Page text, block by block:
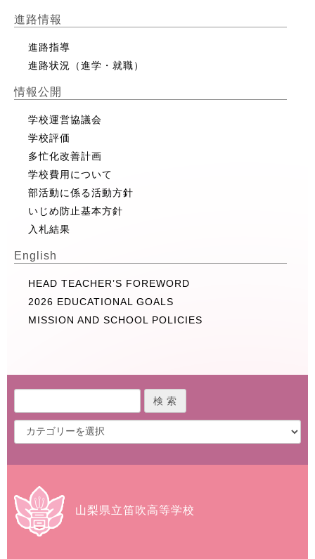
進路情報
進路指導
進路状況（進学・就職）
情報公開
学校運営協議会
学校評価
多忙化改善計画
学校費用について
部活動に係る活動方針
いじめ防止基本方針
入札結果
English
HEAD TEACHER’S FOREWORD
2026 EDUCATIONAL GOALS
MISSION AND SCHOOL POLICIES
山梨県立笛吹高等学校